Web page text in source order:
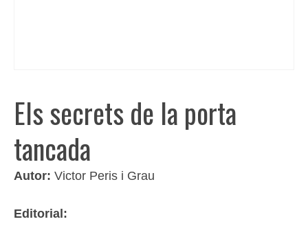
Els secrets de la porta
tancada
Autor: Victor Peris i Grau
Editorial: